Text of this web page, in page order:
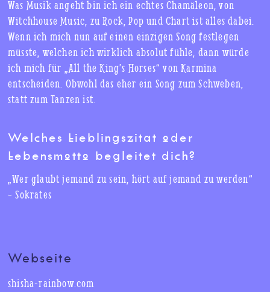
Was Musik angeht bin ich ein echtes Chamäleon, von
Witchhouse Music, zu Rock, Pop und Chart ist alles dabei.
Wenn ich mich nun auf einen einzigen Song festlegen
müsste, welchen ich wirklich absolut fühle, dann würde
ich mich für „All the King’s Horses“ von Karmina
entscheiden. Obwohl das eher ein Song zum Schweben,
statt zum Tanzen ist.
Welches Lieblingszitat oder
Lebensmotto begleitet dich?
„Wer glaubt jemand zu sein, hört auf jemand zu werden“
– Sokrates
Webseite
shisha-rainbow.com